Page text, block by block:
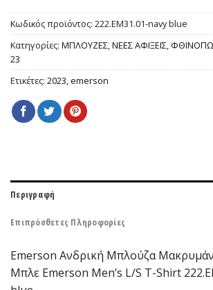
Κωδικός προϊόντος: 222.EM31.01-navy blue
Κατηγορίες: ΜΠΛΟΥΖΕΣ,ΝΕΕΣ ΑΦΙΞΕΙΣ,
23
Ετικέτες: 2023,emerson
Περιγραφή
Επιπρόσθετες Πληροφορίες
Emerson Ανδρική Μπλούζα
Μπλε Emerson Men’s L/S T-Shirt